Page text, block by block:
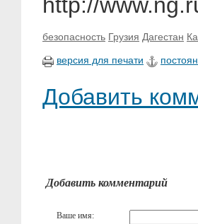
безопасность Грузия Дагестан
версия для печати
Добавить
Добавить комментарий
Ваше имя: